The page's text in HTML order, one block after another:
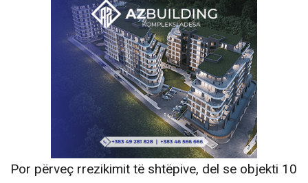
Por përveç rrezikimit të shtëpive, del se objekti 10